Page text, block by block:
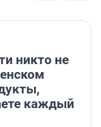
никто не
каждый